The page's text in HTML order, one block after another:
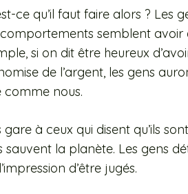
ce qu’il faut faire alors ?
semblent avoir
si on dit être heureux
de l’argent, les gens
comme nous.
gare à ceux qui disent qu’ils
sauvent la planète. Les gens
d’être jugés.